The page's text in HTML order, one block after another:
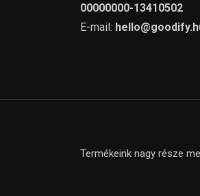
00000000-13410502
E-mail:
Termékeink nagy része